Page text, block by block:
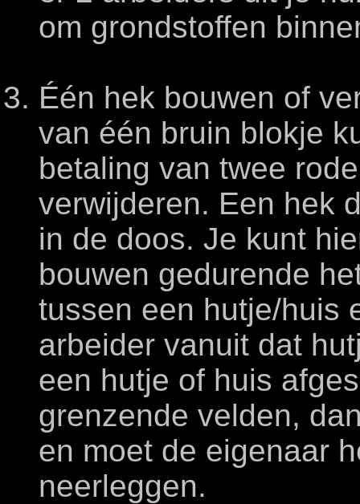
om grondstoffen
Één hek bouwen of
van één bruin blokje
betaling van twee
verwijderen. Een hek
in de doos. Je kunt
bouwen gedurende
tussen een hutje/huis
arbeider vanuit dat
een hutje of huis
grenzende velden,
en moet de eigenaar
neerleggen.